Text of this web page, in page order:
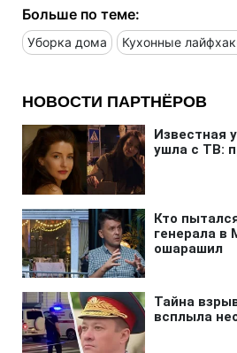
Больше по теме:
Уборка дома Кухонные